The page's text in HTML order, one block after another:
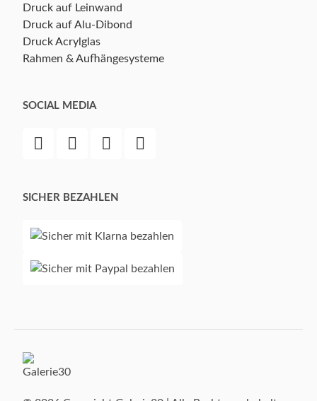
Druck auf Leinwand
Druck auf Alu-Dibond
Druck Acrylglas
Rahmen & Aufhängesysteme
SOCIAL MEDIA
SICHER BEZAHLEN